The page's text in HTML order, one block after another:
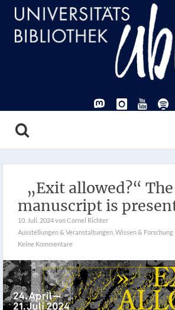
„Exit allowed?“ The
manuscript is
10. Juli. 2024von Cornel Richter
Ausstellungen & Veranstaltungen Wissen & Forschung
Keine Kommentare